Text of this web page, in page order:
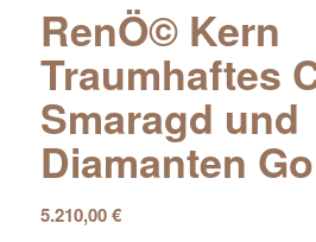
RenÖ© Kern
Traumhaftes
Smaragd und
Diamanten
5.210,00€